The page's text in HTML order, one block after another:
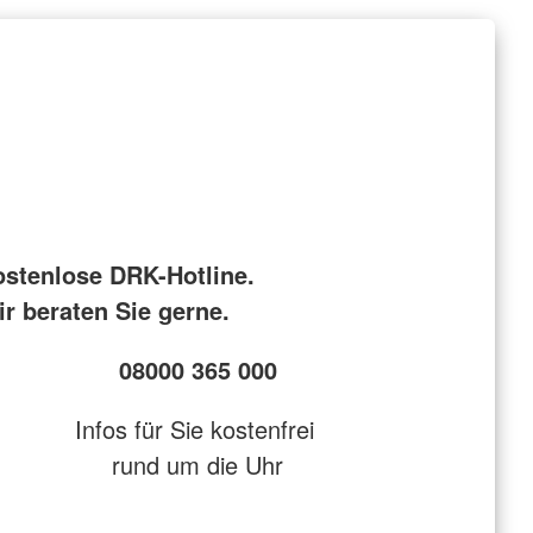
DRK-Hotline.
beraten Sie gerne.
08000 365 000
Infos für Sie kostenfrei
rund um die Uhr